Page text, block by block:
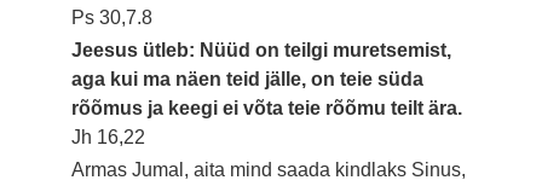
Ps 30,7.8
Jeesus ütleb: Nüüd on teilgi muretsemist,
aga kui ma näen teid jälle, on teie süda
rõõmus ja keegi ei võta teie rõõmu teilt ära.
Jh 16,22
Armas Jumal, aita mind saada kindlaks Sinus,